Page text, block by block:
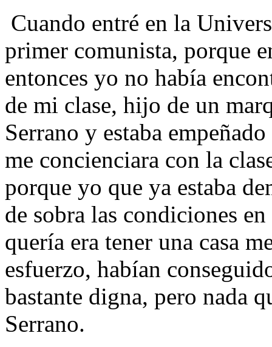
Cuando entré en la
primer comunista, porque
entonces yo no había
de mi clase, hijo de un
Serrano y estaba
me concienciara con la
porque yo que ya estaba
de sobra las condiciones
quería era tener una casa
esfuerzo, habían
bastante digna, pero nada
Serrano.